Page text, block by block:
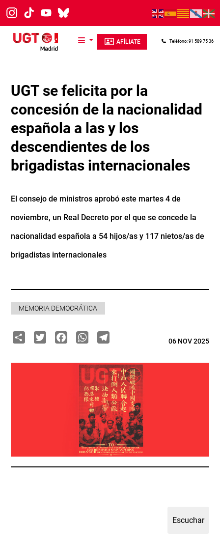
Pasar al contenido principal
AFÍLIATE Teléfono: 91 589 75 36
UGT se felicita por la
concesión de la nacionalidad
española a las y los
descendientes de los
brigadistas internacionales
El consejo de ministros aprobó este martes 4 de
noviembre, un Real Decreto por el que se concede la
nacionalidad española a 54 hijos/as y 117 nietos/as de
brigadistas internacionales
MEMORIA DEMOCRÁTICA
ShareTwitterFacebook
WhatsApp
Telegram06 NOV 2025